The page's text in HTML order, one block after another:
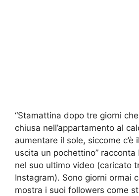
“Stamattina dopo tre giorni
chiusa nell’appartamento al
aumentare il sole, siccome c’è
uscita un pochettino” racconta
nel suo ultimo video (caricato
Instagram). Sono giorni ormai
mostra i suoi followers come